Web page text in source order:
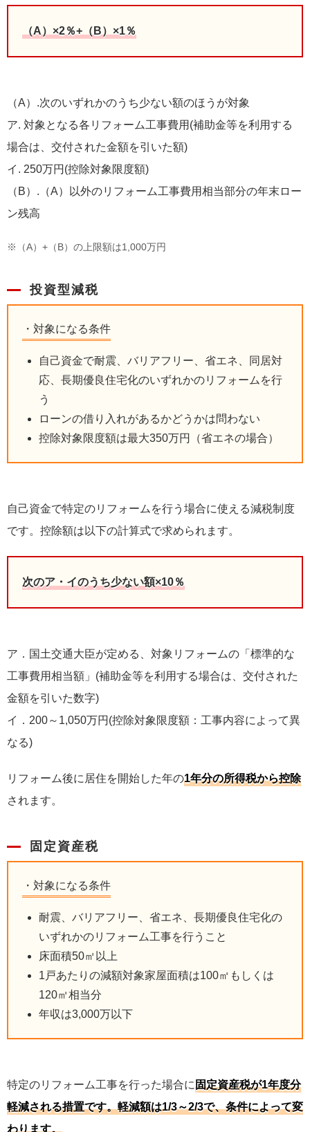
（A）×2％+（B）×1％
（A）.次のいずれかのうち少ない額のほうが対象
ア. 対象となる各リフォーム工事費用(補助金等を利用する
場合は、交付された金額を引いた額)
イ. 250万円(控除対象限度額)
（B）.（A）以外のリフォーム工事費用相当部分の年末ロー
ン残高
※（A）+（B）の上限額は1,000万円
投資型減税
対象になる条件
自己資金で耐震、バリアフリー、省エネ、同居対
応、長期優良住宅化のいずれかのリフォームを行
う
ローンの借り入れがあるかどうかは問わない
控除対象限度額は最大350万円（省エネの場合）
自己資金で特定のリフォームを行う場合に使える減税制度
です。控除額は以下の計算式で求められます。
次のア・イのうち少ない額×10％
ア．国土交通大臣が定める、対象リフォームの「標準的な
工事費用相当額」(補助金等を利用する場合は、交付された
金額を引いた数字)
イ．200～1,050万円(控除対象限度額：工事内容によって異
なる)
リフォーム後に居住を開始した年の1年分の所得税から控除
されます。
固定資産税
対象になる条件
耐震、バリアフリー、省エネ、長期優良住宅化の
いずれかのリフォーム工事を行うこと
床面積50㎡以上
1戸あたりの減額対象家屋面積は100㎡もしくは
120㎡相当分
年収は3,000万以下
特定のリフォーム工事を行った場合に固定資産税が1年度分
軽減される措置です。軽減額は1/3～2/3で、条件によって変
わります。